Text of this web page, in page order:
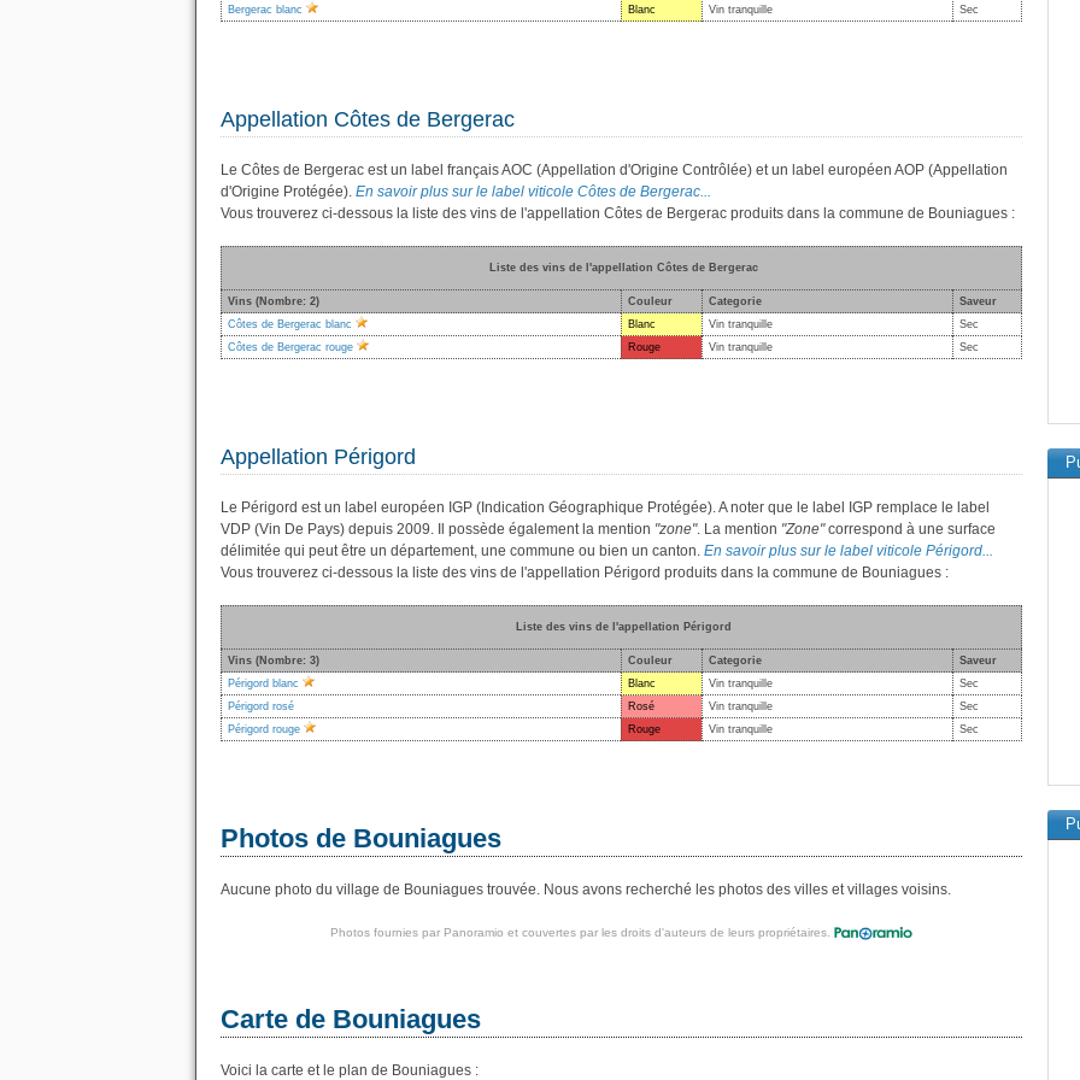
Bergerac blanc
Blanc Vin tranquille Sec
Appellation Côtes de Bergerac
Le Côtes de Bergerac est un label français AOC (Appellation d'Origine Contrôlée) et un label européen AOP (Appellation
d'Origine Protégée). En savoir plus sur le label viticole Côtes de Bergerac...
Vous trouverez ci-dessous la liste des vins de l'appellation Côtes de Bergerac produits dans la commune de Bouniagues :
Liste des vins de l'appellation Côtes de Bergerac
Vins (Nombre: 2) Couleur Categorie
Saveur
Côtes de Bergerac blanc
Blanc Vin tranquille
Sec
Côtes de Bergerac rouge
Rouge Vin tranquille Sec
Appellation Périgord
Le Périgord est un label européen IGP (Indication Géographique Protégée). A noter que le label IGP remplace le label
VDP (Vin De Pays) depuis 2009. Il possède également la mention "zone". La mention "Zone"correspond à une surface
délimitée qui peut être un département, une commune ou bien un canton. En savoir plus sur le label viticole Périgord...
Vous trouverez ci-dessous la liste des vins de l'appellation Périgord produits dans la commune de Bouniagues :
Liste des vins de l'appellation Périgord
Vins (Nombre: 3) Couleur Categorie
Saveur
Périgord blanc
Blanc Vin tranquille
Sec
Périgord rosé
Rosé Vin tranquille
Sec
Périgord rouge
Rouge Vin tranquille Sec
Photos de Bouniagues
Aucune photo du village de Bouniagues trouvée. Nous avons recherché les photos des villes et villages voisins.
Photos fournies par Panoramio et couvertes par les droits d'auteurs de leurs propriétaires.
Carte de Bouniagues
Voici la carte et le plan de Bouniagues :